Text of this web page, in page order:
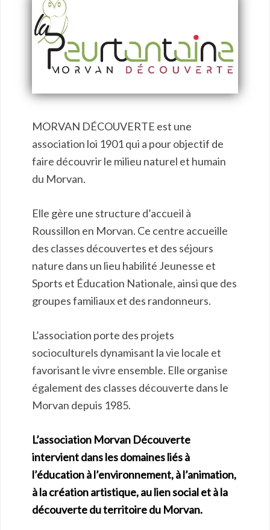
MORVAN DÉCOUVERTE est une
association loi 1901 qui a pour objectif de
faire découvrir le milieu naturel et humain
du Morvan.
Elle gère une structure d’accueil à
Roussillon en Morvan. Ce centre accueille
des classes découvertes et des séjours
nature dans un lieu habilité Jeunesse et
Sports et Éducation Nationale, ainsi que des
groupes familiaux et des randonneurs.
L’association porte des projets
socioculturels dynamisant la vie locale et
favorisant le vivre ensemble. Elle organise
également des classes découverte dans le
Morvan depuis 1985.
L’association Morvan Découverte
intervient dans les domaines liésà
l’éducation à l’environnement, à l’animation,
à la création artistique, au lien social et à la
découverte du territoire du Morvan.